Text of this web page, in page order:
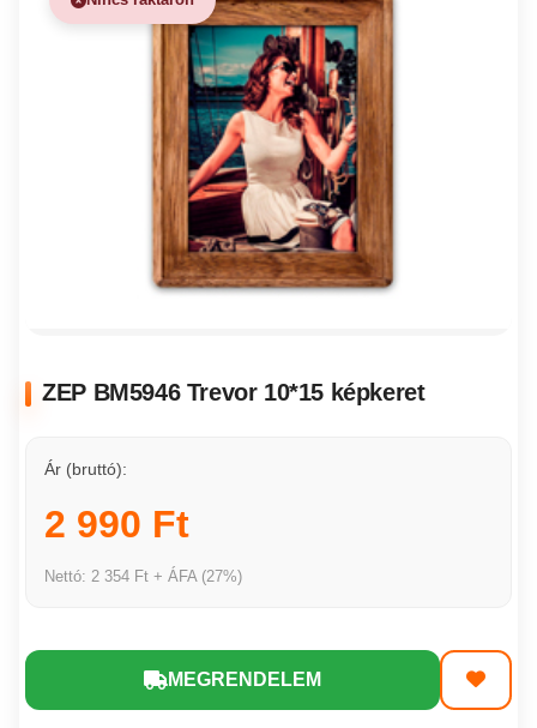
ZEP BM5946 Trevor 10*15 képkeret
Ár (bruttó):
2 990 Ft
Nettó: 2 354 Ft + ÁFA (27%)
MEGRENDELEM